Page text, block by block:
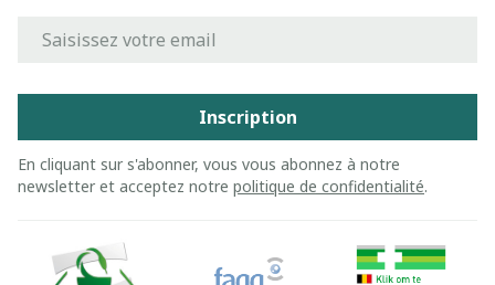
Inscription
En cliquant sur s'abonner, vous vous abonnez à notre
newsletter et acceptez notre politique de confidentialité.